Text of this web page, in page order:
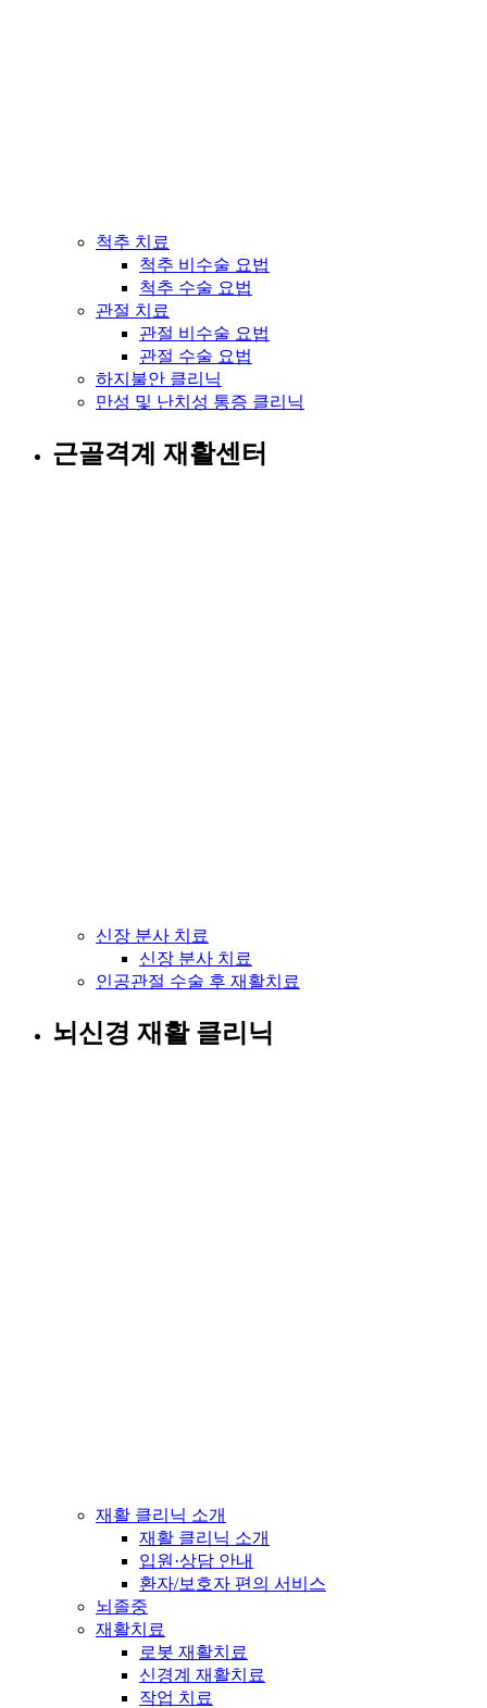
척추 치료
척추 비수술 요법
척추 수술 요법
관절 치료
관절 비수술 요법
관절 수술 요법
하지불안 클리닉
만성 및 난치성 통증 클리닉
근골격계 재활센터
신장 분사 치료
신장 분사 치료
인공관절 수술 후 재활치료
뇌신경 재활 클리닉
재활 클리닉 소개
재활 클리닉 소개
입원·상담 안내
환자/보호자 편의 서비스
뇌졸중
재활치료
로봇 재활치료
신경계 재활치료
작업 치료